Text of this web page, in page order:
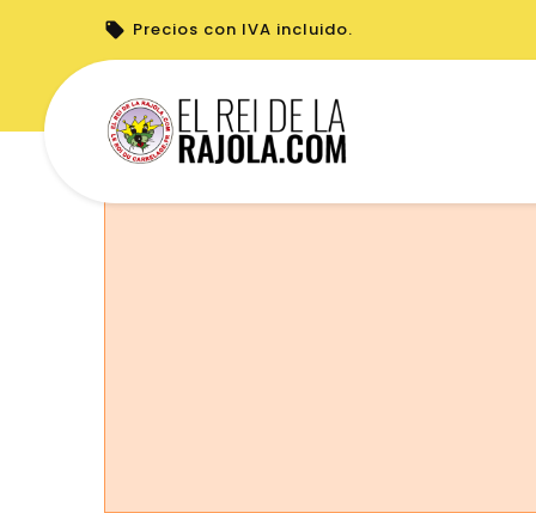
Precios con IVA incluido.
No puede realizar pedidos desde su